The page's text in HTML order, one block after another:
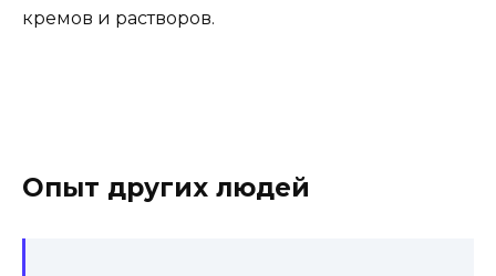
кремов и растворов.
Опыт других людей